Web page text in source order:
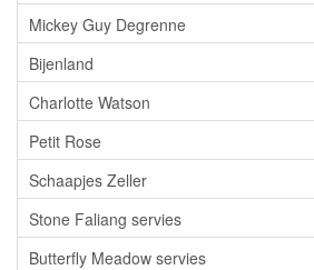
Mickey Guy Degrenne
Bijenland
Charlotte Watson
Petit Rose
Schaapjes Zeller
Stone Faliang servies
Butterfly Meadow servies